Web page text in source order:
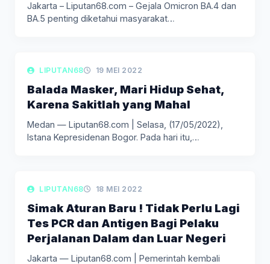
Jakarta – Liputan68.com – Gejala Omicron BA.4 dan
BA.5 penting diketahui masyarakat…
LIPUTAN KOLOM
LIPUTAN68 19 MEI 2022
Balada Masker, Mari Hidup Sehat,
Karena Sakitlah yang Mahal
Medan — Liputan68.com | Selasa, (17/05/2022),
Istana Kepresidenan Bogor. Pada hari itu,…
LIPUTAN BERITA
LIPUTAN68 18 MEI 2022
Simak Aturan Baru ! Tidak Perlu Lagi
Tes PCR dan Antigen Bagi Pelaku
Perjalanan Dalam dan Luar Negeri
Jakarta — Liputan68.com | Pemerintah kembali